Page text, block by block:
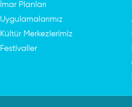
İmar Planları
Uygulamalarımız
Kültür Merkezlerimiz
Festivaller